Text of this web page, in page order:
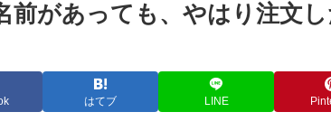
前があっても、やはり注文
はてブ LINE